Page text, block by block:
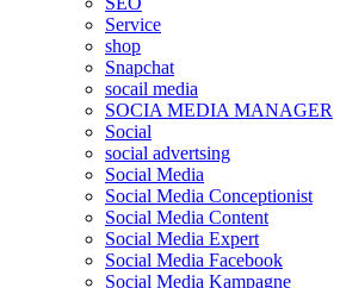
Service
shop
Snapchat
socail media
SOCIA MEDIA MANAGER
Social
social advertsing
Social Media
Social Media Conceptionist
Social Media Content
Social Media Expert
Social Media Facebook
Social Media Kampagne